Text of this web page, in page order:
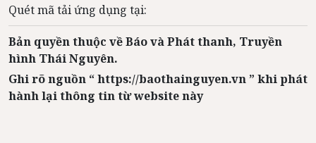
Quét mã tải ứng dụng tại:
Bản quyền thuộc về Báo và Phát thanh, Truyền
hình Thái Nguyên.
Ghi rõ nguồn “ https://baothainguyen.vn ” khi phát
hành lại thông tin từ website này